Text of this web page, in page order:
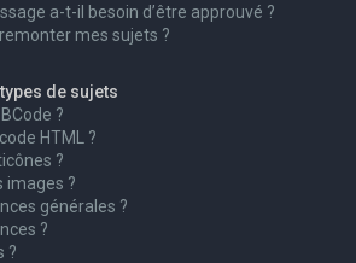
a-t-il besoin d’être approuvé ?
mes sujets ?
de sujets
?
HTML ?
?
images ?
générales ?
?
?